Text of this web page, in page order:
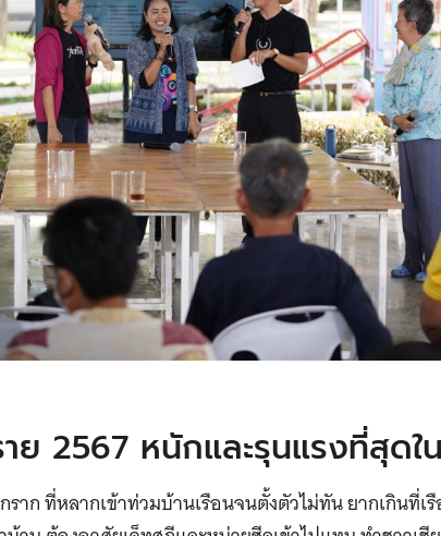
ย 2567 หนักและรุนแรงที่สุดใ
ราก ที่หลากเข้าท่วมบ้านเรือนจนตั้งตัวไม่ทัน ยากเกินที่